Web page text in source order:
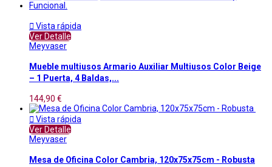
 Vista rápida
Ver Detalle
Meyvaser
Mueble multiusos Armario Auxiliar Multiusos Color Beige
– 1 Puerta, 4 Baldas,...
144,90 €
 Vista rápida
Ver Detalle
Meyvaser
Mesa de Oficina Color Cambria, 120x75x75cm - Robusta